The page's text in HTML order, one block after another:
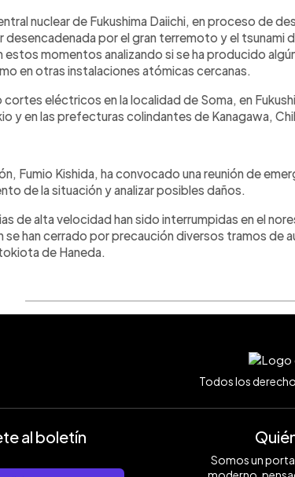
nuclear de Fukushima Daiichi, en proceso de
desencadenada por el gran terremoto y el tsunami
estos momentos analizando si se ha producido
en otras instalaciones atómicas cercanas.
cortes eléctricos en la localidad de Soma, en
y en las prefecturas colindantes de Kanagawa,
Fumio Kishida, ha convocado una reunión de
de la situación y analizar posibles daños.
de alta velocidad han sido interrumpidas en el
se han cerrado por precaución diversos tramos de
de Haneda.
Todos los
al boletín
Somos un